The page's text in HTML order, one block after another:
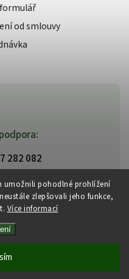
umožnili pohodlné prohlížení
zlepšovali jeho funkce,
Více informací
282 082
od smlouvy
| Design